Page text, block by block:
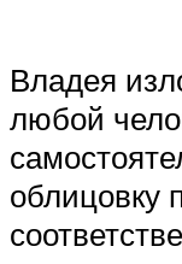
Владея
любой
облицовку